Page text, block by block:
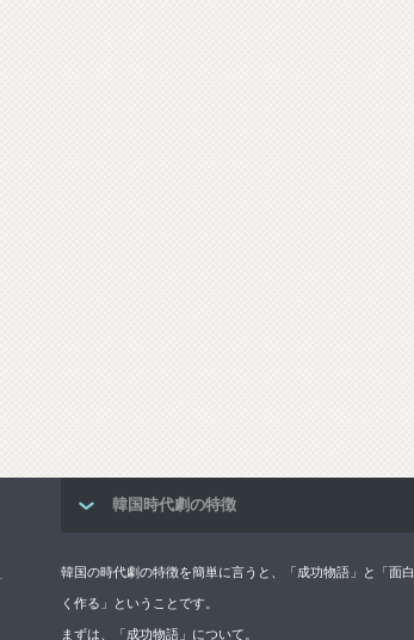
韓国時代劇の特徴
韓国の時代劇の特徴を簡単に言うと、「成功物語」と「面白
く作る」ということです。
まずは、「成功物語」について。